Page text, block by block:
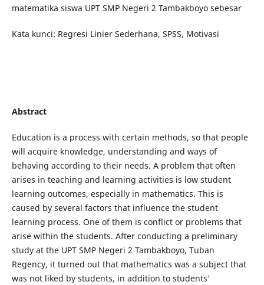
matematika siswa UPT SMP Negeri 2 Tambakboyo sebesar
Kata kunci: Regresi Linier Sederhana, SPSS, Motivasi
Abstract
Education is a process with certain methods, so that people
will acquire knowledge, understanding and ways of
behaving according to their needs. A problem that often
arises in teaching and learning activities is low student
learning outcomes, especially in mathematics. This is
caused by several factors that influence the student
learning process. One of them is conflict or problems that
arise within the students. After conducting a preliminary
study at the UPT SMP Negeri 2 Tambakboyo, Tuban
Regency, it turned out that mathematics was a subject that
was not liked by students, in addition to students'